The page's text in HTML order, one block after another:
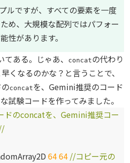
ルですが、すべての要素を一度
め、大規模な配列ではパフォー
性があります。
てある。じゃあ、 concatの代わり
くなるのかな？と言うことで、
concatを、Gemini推奨のコード
試験コードを作ってみました。
ドのconcatを、Gemini推奨コー
6464 //コピー元の